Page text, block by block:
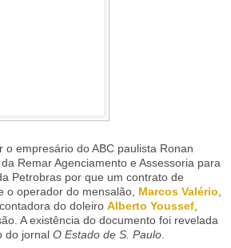
o empresário do ABC paulista Ronan
Remar Agenciamento e Assessoria para
Petrobras por que um contrato de
o operador do mensalão, Marcos Valério
do doleiro Alberto Youssef
A existência do documento foi revelada
do jornal O Estado de S. Paulo